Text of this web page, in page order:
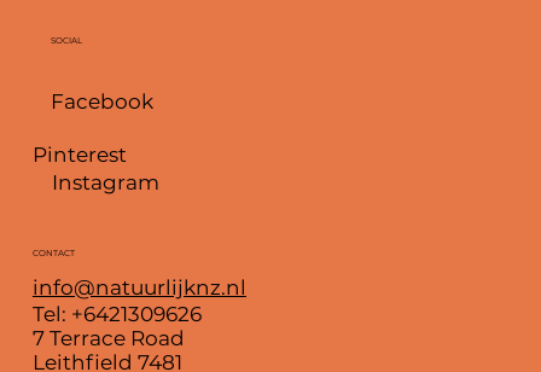
SOCIAL
Facebook
Instagram
Pinterest
CONTACT
info@natuurlijknz.nl
Tel: +6421309626
7 Terrace Road
Leithfield 7481